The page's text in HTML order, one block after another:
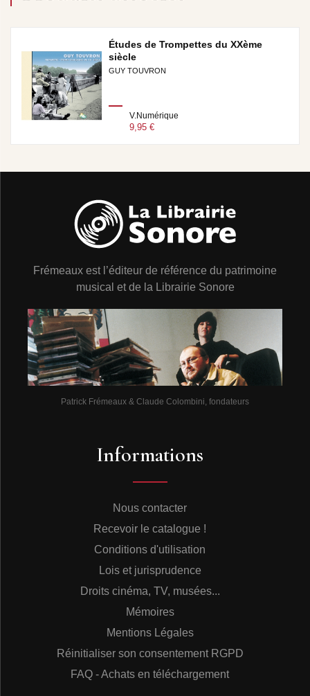
Études de Trompettes du XXème
siècle
GUY TOUVRON
V.Numérique
9,95 €
Frémeaux est l’éditeur de référence du patrimoine
musical et de la Librairie Sonore
Patrick Frémeaux & Claude Colombini, fondateurs
Informations
Nous contacter
Recevoir le catalogue !
Conditions d'utilisation
Lois et jurisprudence
Droits cinéma, TV, musées...
Mémoires
Mentions Légales
Réinitialiser son consentement RGPD
FAQ - Achats en téléchargement